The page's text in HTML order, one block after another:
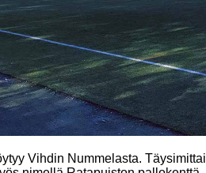
Vihdin Nummelasta.